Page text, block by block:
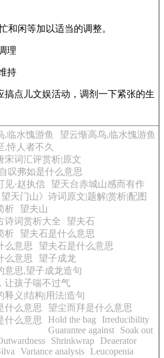
和闲等加以适当的调整。
理
持
搞点儿文娱活动，调剂一下紧张的生
,临水愧游鱼
望云惭高鸟,临水愧游鱼
,恃人者不久
宋词汇评赏析|原文
叹弗如是什么意思
见·赵执信 望天台赤城山感而有作
望天门山》诗词原文|题解|赏析|配图
析 望夫山
诗词赏析大全
望夫石
析 望夫石是什么意思
么意思
望夫石是什么意思
么意思
望子成龙
意思,望子成龙造句
让孩子喘不过气
释义|结构|用法|造句
什么意思
望尘而拜是什么意思
什么意思
Hold the bag
Irreducibility
Guarantee against
Soak out
Shrinkwrap
Deaerator
Variance analysis
Leucopenia